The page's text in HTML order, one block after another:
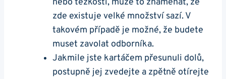
nebo těžkosti, může to znamenat, že
zde existuje velké množství sazí. V
takovém případě je možné, že budete
muset zavolat odborníka.
Jakmile jste kartáčem přesunuli dolů,
postupně jej zvedejte a zpětně otírejte